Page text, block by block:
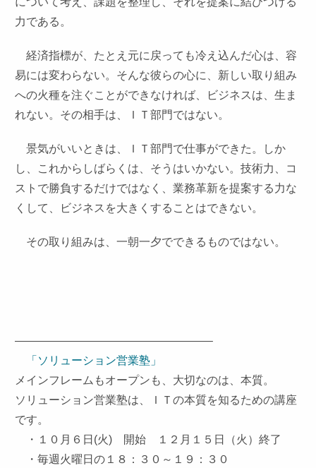
力である。
経済指標が、たとえ元に戻っても冷え込んだ心は、容
易には変わらない。そんな彼らの心に、新しい取り組み
への火種を注ぐことができなければ、ビジネスは、生ま
れない。その相手は、ＩＴ部門ではない。
景気がいいときは、ＩＴ部門で仕事ができた。しか
し、これからしばらくは、そうはいかない。技術力、コ
ストで勝負するだけではなく、業務革新を提案する力な
くして、ビジネスを大きくすることはできない。
その取り組みは、一朝一夕でできるものではない。
—————————————————–
「ソリューション営業塾」
メインフレームもオープンも、大切なのは、本質。
ソリューション営業塾は、ＩＴの本質を知るための講座
です。
・１０月６日(火) 開始 １２月１５日（火）終了
・毎週火曜日の１８：３０～１９：３０